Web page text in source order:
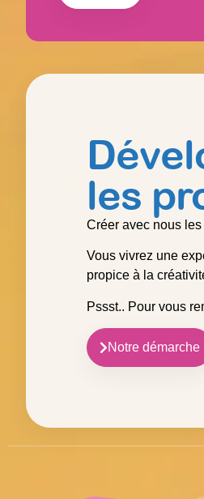
les
Créer avec nous
Vous vivrez une
propice à la
Pssst.. Pour vous
Notre démarche